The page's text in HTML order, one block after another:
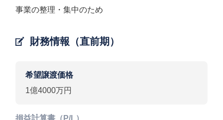
事業の整理・集中のため
財務情報（直前期）
希望譲渡価格
1億4000万円
損益計算書（P/L）